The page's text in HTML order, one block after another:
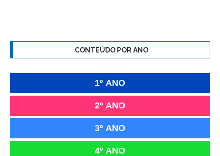
CONTEÚDO POR ANO
1º ANO
2º ANO
3º ANO
4º ANO